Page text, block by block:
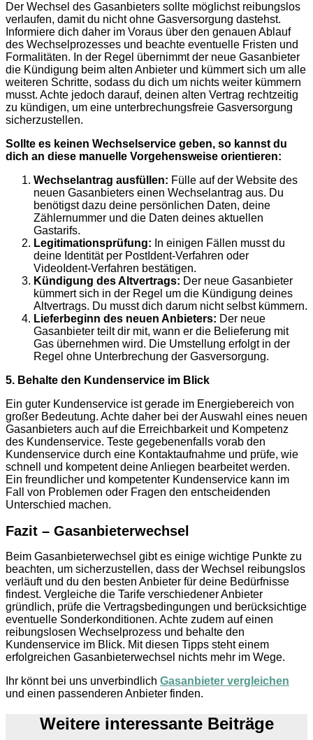
Der Wechsel des Gasanbieters sollte möglichst reibungslos
verlaufen, damit du nicht ohne Gasversorgung dastehst.
Informiere dich daher im Voraus über den genauen Ablauf
des Wechselprozesses und beachte eventuelle Fristen und
Formalitäten. In der Regel übernimmt der neue Gasanbieter
die Kündigung beim alten Anbieter und kümmert sich um alle
weiteren Schritte, sodass du dich um nichts weiter kümmern
musst. Achte jedoch darauf, deinen alten Vertrag rechtzeitig
zu kündigen, um eine unterbrechungsfreie Gasversorgung
sicherzustellen.
Sollte es keinen Wechselservice geben, so kannst du
dich an diese manuelle Vorgehensweise orientieren:
Wechselantrag ausfüllen: Fülle auf der Website des
neuen Gasanbieters einen Wechselantrag aus. Du
benötigst dazu deine persönlichen Daten, deine
Zählernummer und die Daten deines aktuellen
Gastarifs.
Legitimationsprüfung: In einigen Fällen musst du
deine Identität per PostIdent-Verfahren oder
VideoIdent-Verfahren bestätigen.
Kündigung des Altvertrags: Der neue Gasanbieter
kümmert sich in der Regel um die Kündigung deines
Altvertrags. Du musst dich darum nicht selbst kümmern.
Lieferbeginn des neuen Anbieters: Der neue
Gasanbieter teilt dir mit, wann er die Belieferung mit
Gas übernehmen wird. Die Umstellung erfolgt in der
Regel ohne Unterbrechung der Gasversorgung.
5. Behalte den Kundenservice im Blick
Ein guter Kundenservice ist gerade im Energiebereich von
großer Bedeutung. Achte daher bei der Auswahl eines neuen
Gasanbieters auch auf die Erreichbarkeit und Kompetenz
des Kundenservice. Teste gegebenenfalls vorab den
Kundenservice durch eine Kontaktaufnahme und prüfe, wie
schnell und kompetent deine Anliegen bearbeitet werden.
Ein freundlicher und kompetenter Kundenservice kann im
Fall von Problemen oder Fragen den entscheidenden
Unterschied machen.
Fazit – Gasanbieterwechsel
Beim Gasanbieterwechsel gibt es einige wichtige Punkte zu
beachten, um sicherzustellen, dass der Wechsel reibungslos
verläuft und du den besten Anbieter für deine Bedürfnisse
findest. Vergleiche die Tarife verschiedener Anbieter
gründlich, prüfe die Vertragsbedingungen und berücksichtige
eventuelle Sonderkonditionen. Achte zudem auf einen
reibungslosen Wechselprozess und behalte den
Kundenservice im Blick. Mit diesen Tipps steht einem
erfolgreichen Gasanbieterwechsel nichts mehr im Wege.
Ihr könnt bei uns unverbindlich Gasanbieter vergleichen
und einen passenderen Anbieter finden.
Weitere interessante Beiträge